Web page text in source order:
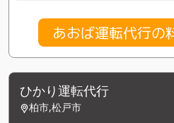
あおば運転代行の
ひかり運転代行
柏市,松戸市